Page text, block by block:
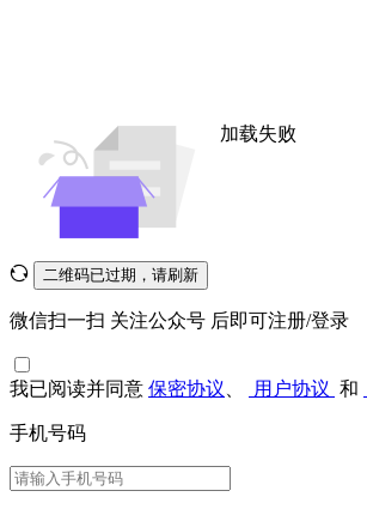
加载失败
二维码已过期，请刷新
微信扫一扫 关注公众号 后即可注册/登录
我已阅读并同意 保密协议 用户协议 和
手机号码